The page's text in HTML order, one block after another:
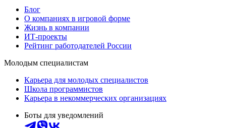
Блог
О компаниях в игровой форме
Жизнь в компании
ИТ-проекты
Рейтинг работодателей России
Молодым специалистам
Карьера для молодых специалистов
Школа программистов
Карьера в некоммерческих организациях
Боты для уведомлений